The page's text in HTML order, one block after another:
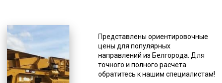
Представлены ориентировочные
цены для популярных
направлений из Белгорода. Для
точного и полного расчета
обратитесь к нашим специалистам!